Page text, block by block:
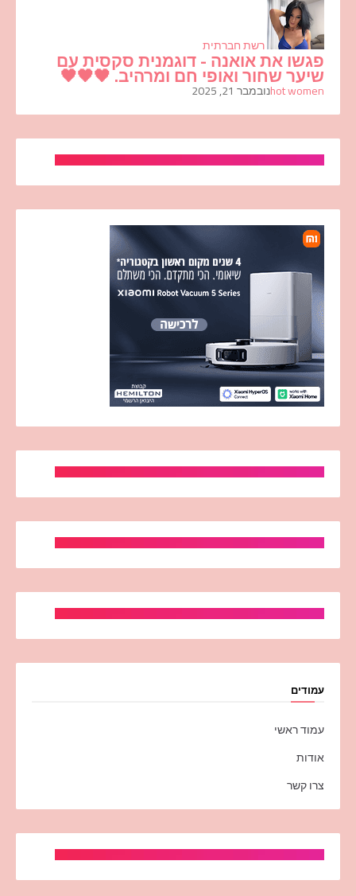
רשת חברתית
פגשו את אואנה - דוגמנית סקסית עם
שיער שחור ואופי חם ומרהיב. 🖤🖤🖤
hot womenנובמבר 21, 2025
עמודים
עמוד ראשי
אודות
צרו קשר